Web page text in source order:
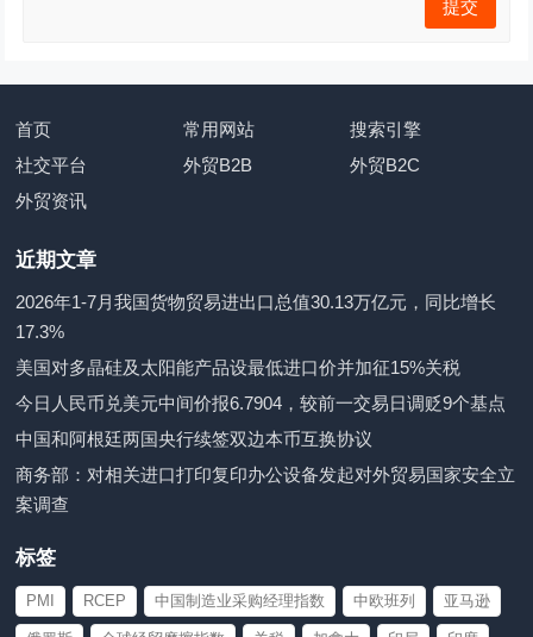
首页 常用网站
搜索引擎
社交平台
外贸B2B
外贸B2C
外贸资讯
近期文章
2026年1-7月我国货物贸易进出口总值30.13万亿元，同比增长
17.3%
美国对多晶硅及太阳能产品设最低进口价并加征15%关税
今日人民币兑美元中间价报6.7904，较前一交易日调贬9个基点
中国和阿根廷两国央行续签双边本币互换协议
商务部：对相关进口打印复印办公设备发起对外贸易国家安全立
案调查
标签
PMI RCEP 中国制造业采购经理指数 中欧班列 亚马逊